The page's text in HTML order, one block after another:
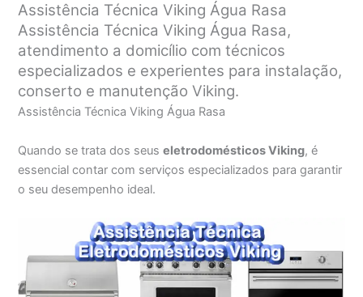
Assistência Técnica Viking Água Rasa
Assistência Técnica Viking Água Rasa,
atendimento a domicílio com técnicos
especializados e experientes para instalação,
conserto e manutenção Viking.
Assistência Técnica Viking Água Rasa
Quando se trata dos seuseletrodomésticos Viking, é
essencial contar com serviços especializados para garantir
o seu desempenho ideal.